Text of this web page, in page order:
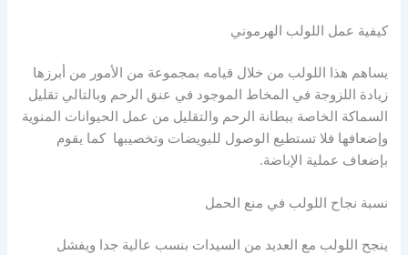
كيفية عمل اللولب الهرموني
يساهم هذا اللولب من خلال قيامه بمجموعة من الأمور من أبرزها
زيادة اللزوجة في المخاط الموجود في عنق الرحم وبالتالي تقليل
السماكة الخاصة ببطانة الرحم والتقليل من عمل الحيوانات المنوية
وإضعافها فلا تستطيع الوصول للبويضات وتخصيبها كما يقوم
بإضعاف عملية الإباضة.
نسبة نجاح اللولب في منع الحمل
ينجح اللولب مع العديد من السيدات بنسب عالية جدا ويفشل